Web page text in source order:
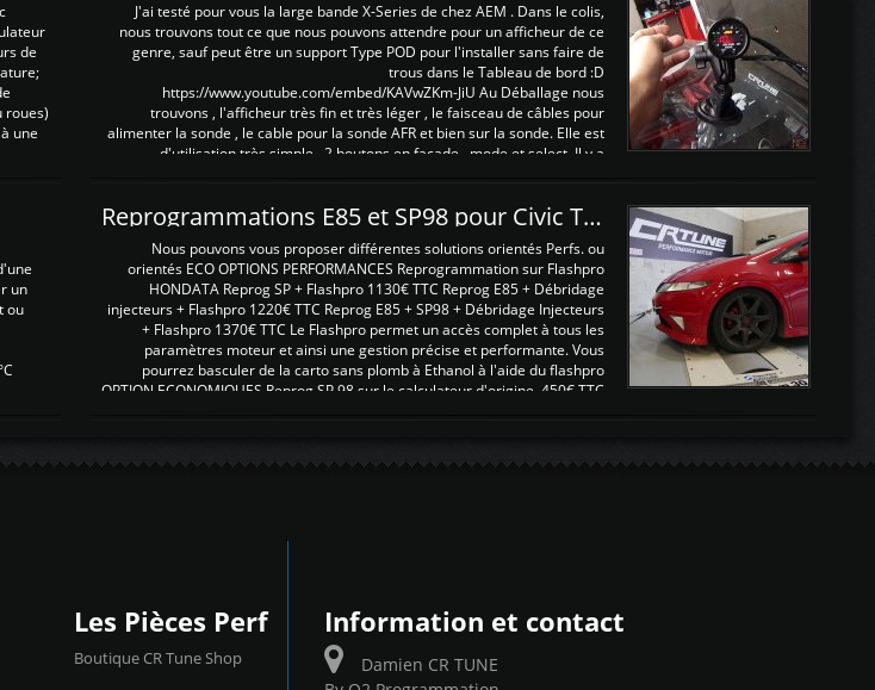
de
roues)
une
J'ai testé pour vous la large bande X-Series de chez AEM . Dans le colis,
nous trouvons tout ce que nous pouvons attendre pour un afficheur de ce
genre, sauf peut être un support Type POD pour l'installer sans faire de
trous dans le Tableau de bord :D
https://www.youtube.com/embed/KAVwZKm-JiU Au Déballage nous
trouvons , l'afficheur très fin et très léger , le faisceau de câbles pour
alimenter la sonde , le cable pour la sonde AFR et bien sur la sonde. Elle est
d'utilisation très simple , 2 boutons en façade , mode et select. Il y a
un
ou
Reprogrammations E85 et SP98 pour Civic Type R FN2
Nous pouvons vous proposer différentes solutions orientés Perfs. ou
orientés ECO OPTIONS PERFORMANCES Reprogrammation sur Flashpro
HONDATA Reprog SP + Flashpro 1130€ TTC Reprog E85 + Débridage
injecteurs + Flashpro 1220€ TTC Reprog E85 + SP98 + Débridage Injecteurs
+ Flashpro 1370€ TTC Le Flashpro permet un accès complet à tous les
paramètres moteur et ainsi une gestion précise et performante. Vous
pourrez basculer de la carto sans plomb à Ethanol à l'aide du flashpro
OPTION ECONOMIQUES Reprog SP 98 sur le calculateur d'origine 450€ TTC
Les Pièces Perf
Boutique CR Tune Shop
Information et contact
Damien CR TUNE